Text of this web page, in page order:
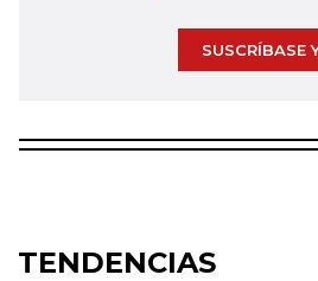
SUSCRÍBASE
TENDENCIAS